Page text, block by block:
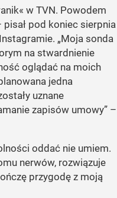
w TVN. Powodem
pisał pod koniec sierpnia
„Moja sonda
na stwardnienie
oglądać na moich
jedna
uznane
zapisów umowy” –
oddać nie umiem.
nerwów, rozwiązuje
przygodę z moją